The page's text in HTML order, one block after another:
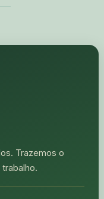
Trazemos o